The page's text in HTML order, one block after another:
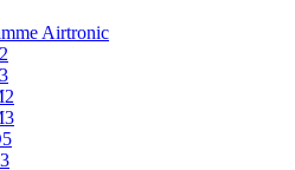
Airtronic